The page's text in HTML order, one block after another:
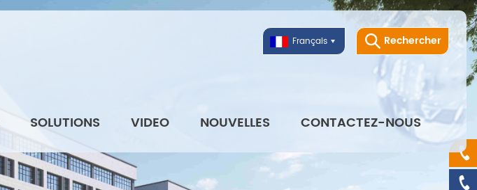
Rechercher
Français
SOLUTIONS VIDEO NOUVELLES CONTACTEZ-NOUS